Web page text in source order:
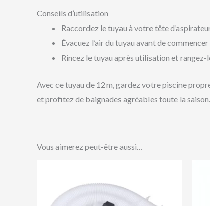
Conseils d’utilisation
Raccordez le tuyau à votre tête
Évacuez l’air du tuyau avant de
Rincez le tuyau après utilisation et rangez-
Avec ce tuyau de 12 m, gardez votre piscine
et profitez de baignades agréables toute la saison.
Vous aimerez peut-être aussi…